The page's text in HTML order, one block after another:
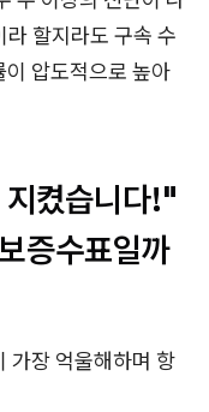
할지라도 구속 수
압도적으로 높아
켰습니다!"
증수표일까
가장 억울해하며 항